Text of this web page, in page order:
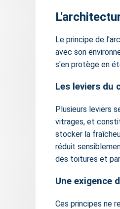
Le principe de
avec son
s'en protège en
Les leviers du
Plusieurs leviers
vitrages, et
stocker la
réduit
des toitures et
Une exigence
Ces principes ne